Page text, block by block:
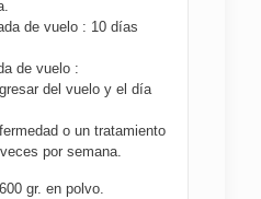
de vuelo : 10 días
de vuelo :
del vuelo y el día
o un tratamiento
por semana.
gr. en polvo.